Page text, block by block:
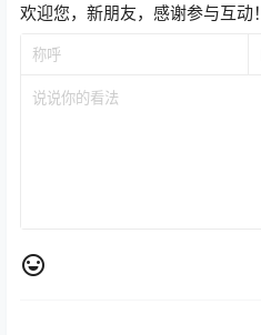
欢迎您，新朋友，感谢参与互动！